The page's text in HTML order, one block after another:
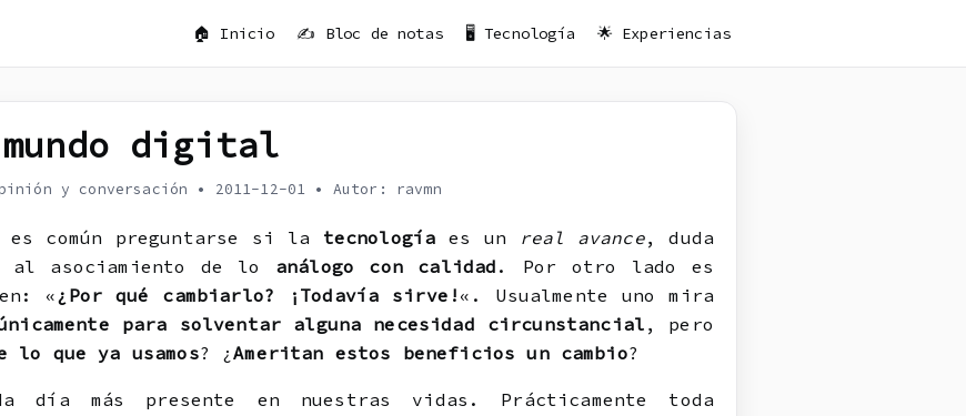
🏠 Inicio ✍️ Bloc de notas 🖥️ Tecnología 🌟 Experiencias
digital
y conversación • 2011-12-01 • Autor: ravmn
es común preguntarse si la tecnología es un real avance, duda
al asociamiento de lo
análogo con calidad . Por otro lado es
«¿Por qué cambiarlo? ¡Todavía sirve! «. Usualmente uno mira
para solventar alguna necesidad circunstancial , pero
lo que ya usamos? ¿Ameritan estos beneficios un cambio?
día más presente en nuestras vidas. Prácticamente toda